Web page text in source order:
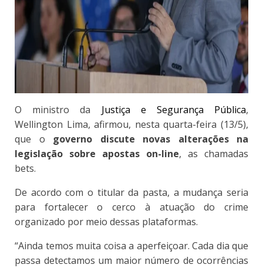
O ministro da Justiça e Segurança Pública,
Wellington Lima, afirmou, nesta quarta-feira (13/5),
que o governo discute novas alterações na
legislação sobre apostas on-line, as chamadas
bets.
De acordo com o titular da pasta, a mudança seria
para fortalecer o cerco à atuação do crime
organizado por meio dessas plataformas.
“Ainda temos muita coisa a aperfeiçoar. Cada dia que
passa detectamos um maior número de ocorrências